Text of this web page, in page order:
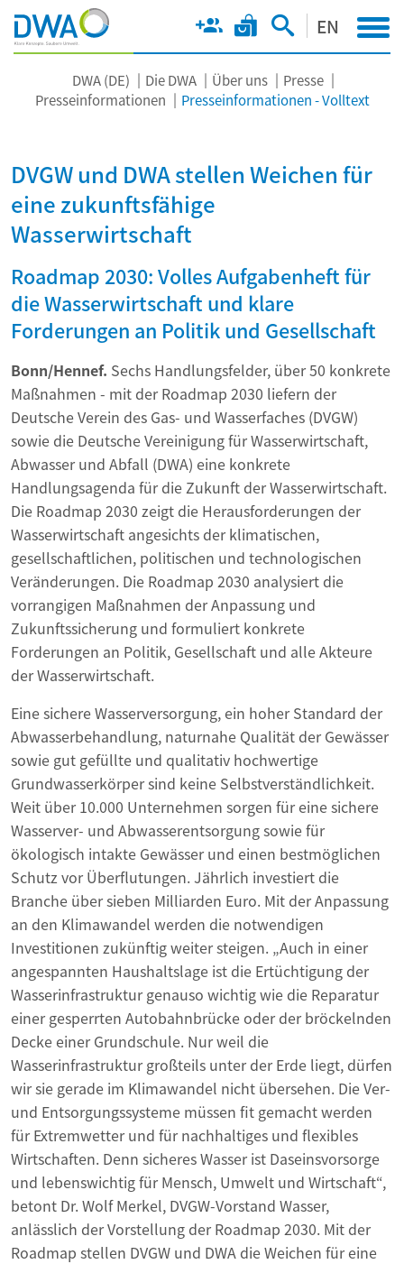
EN
DWA (DE) Die DWA Über uns
Presse
Presseinformationen
Presseinformationen - Volltext
DVGW und DWA stellen Weichen für
eine zukunftsfähige
Wasserwirtschaft
Roadmap 2030: Volles Aufgabenheft für
die Wasserwirtschaft und klare
Forderungen an Politik und Gesellschaft
Bonn/Hennef. Sechs Handlungsfelder, über 50 konkrete
Maßnahmen - mit der Roadmap 2030 liefern der
Deutsche Verein des Gas- und Wasserfaches (DVGW)
sowie die Deutsche Vereinigung für Wasserwirtschaft,
Abwasser und Abfall (DWA) eine konkrete
Handlungsagenda für die Zukunft der Wasserwirtschaft.
Die Roadmap 2030 zeigt die Herausforderungen der
Wasserwirtschaft angesichts der klimatischen,
gesellschaftlichen, politischen und technologischen
Veränderungen. Die Roadmap 2030 analysiert die
vorrangigen Maßnahmen der Anpassung und
Zukunftssicherung und formuliert konkrete
Forderungen an Politik, Gesellschaft und alle Akteure
der Wasserwirtschaft.
Eine sichere Wasserversorgung, ein hoher Standard der
Abwasserbehandlung, naturnahe Qualität der Gewässer
sowie gut gefüllte und qualitativ hochwertige
Grundwasserkörper sind keine Selbstverständlichkeit.
Weit über 10.000 Unternehmen sorgen für eine sichere
Wasserver- und Abwasserentsorgung sowie für
ökologisch intakte Gewässer und einen bestmöglichen
Schutz vor Überflutungen. Jährlich investiert die
Branche über sieben Milliarden Euro. Mit der Anpassung
an den Klimawandel werden die notwendigen
Investitionen zukünftig weiter steigen. „Auch in einer
angespannten Haushaltslage ist die Ertüchtigung der
Wasserinfrastruktur genauso wichtig wie die Reparatur
einer gesperrten Autobahnbrücke oder der bröckelnden
Decke einer Grundschule. Nur weil die
Wasserinfrastruktur großteils unter der Erde liegt, dürfen
wir sie gerade im Klimawandel nicht übersehen. Die Ver-
und Entsorgungssysteme müssen fit gemacht werden
für Extremwetter und für nachhaltiges und flexibles
Wirtschaften. Denn sicheres Wasser ist Daseinsvorsorge
und lebenswichtig für Mensch, Umwelt und Wirtschaft“,
betont Dr. Wolf Merkel, DVGW-Vorstand Wasser,
anlässlich der Vorstellung der Roadmap 2030. Mit der
Roadmap stellen DVGW und DWA die Weichen für eine